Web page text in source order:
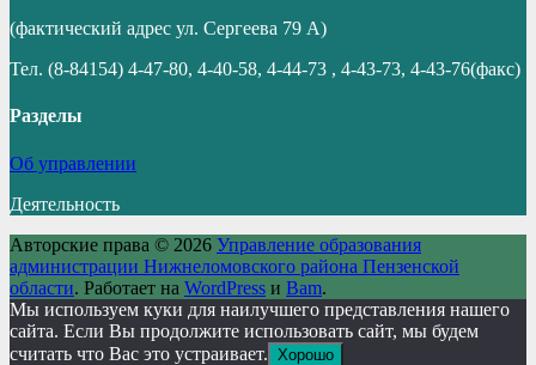
(фактический адрес ул. Сергеева 79 А)
Тел. (8-84154) 4-47-80, 4-40-58, 4-44-73 , 4-43-73, 4-43-76(факс)
Разделы
Об управлении
Деятельность
Авторские права © 2026 Управление образования
администрации Нижнеломовского района Пензенской
области. Работает на WordPress и Bam.
Мы используем куки для наилучшего представления нашего
сайта. Если Вы продолжите использовать сайт, мы будем
считать что Вас это устраивает. Хорошо